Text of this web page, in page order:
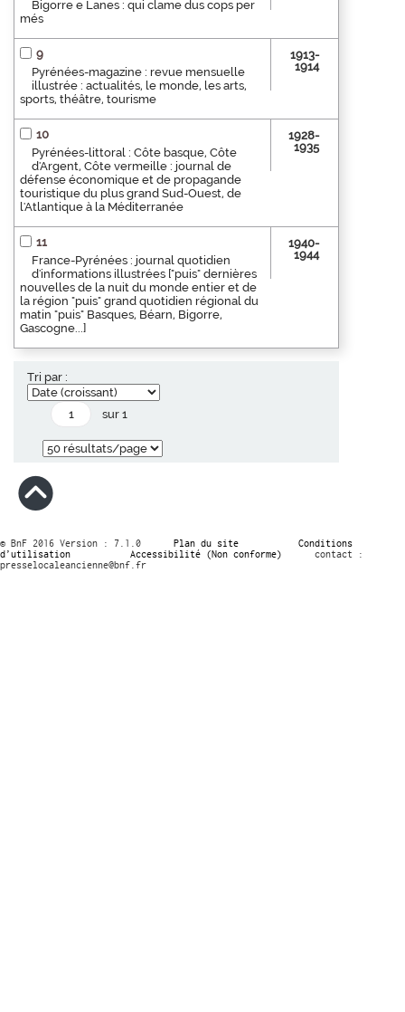
Bigorre e Lanes : qui clame dus cops per
més
9
Pyrénées-magazine : revue mensuelle
illustrée : actualités, le monde, les arts,
sports, théâtre, tourisme
1913-
1914
10
Pyrénées-littoral : Côte basque, Côte
d'Argent, Côte vermeille : journal de
défense économique et de propagande
touristique du plus grand Sud-Ouest, de
l'Atlantique à la Méditerranée
1928-
1935
11
France-Pyrénées : journal quotidien
d'informations illustrées ["puis" dernières
nouvelles de la nuit du monde entier et de
la région "puis" grand quotidien régional du
matin "puis" Basques, Béarn, Bigorre,
Gascogne...]
1940-
1944
Tri par :
sur 1
© BnF 2016 Version : 7.1.0 Plan du site
Conditions
d’utilisation
Accessibilité (Non conforme)
contact :
presselocaleancienne@bnf.fr